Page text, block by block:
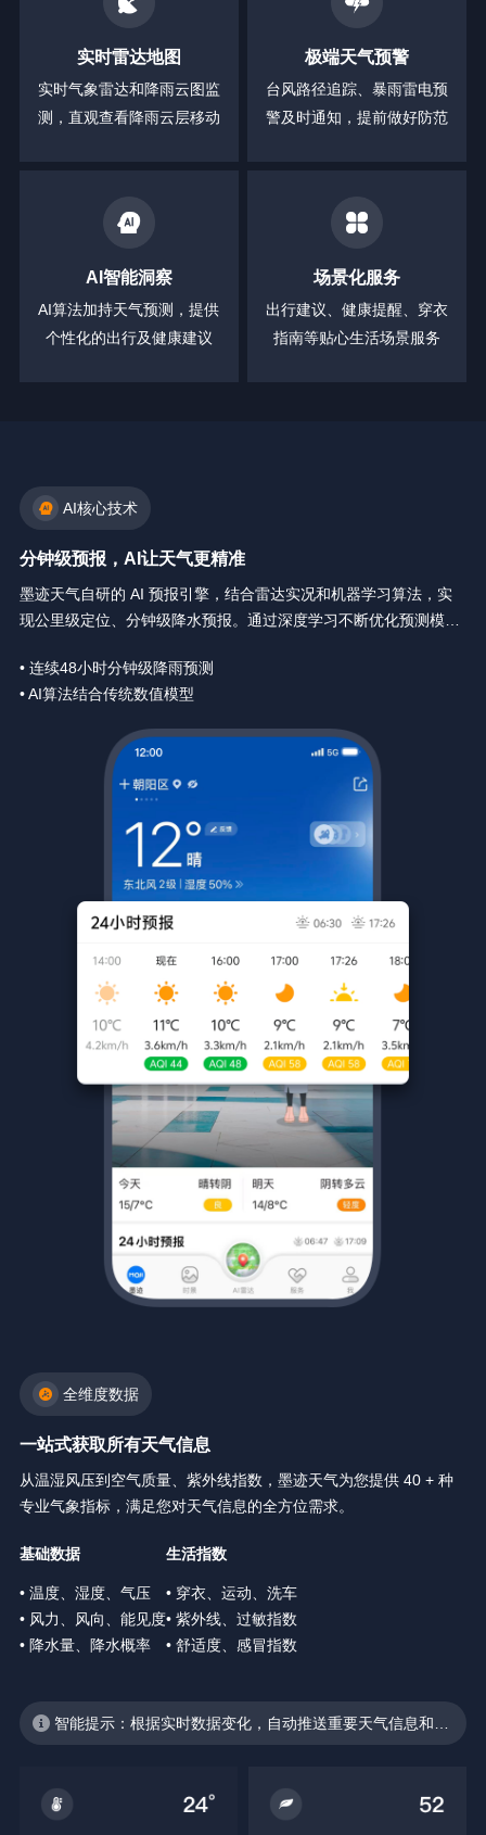
实时雷达地图
实时气象雷达和降雨云图监
测，直观查看降雨云层移动
极端天气预警
台风路径追踪、暴雨雷电预
警及时通知，提前做好防范
AI智能洞察
AI算法加持天气预测，提供
个性化的出行及健康建议
场景化服务
出行建议、健康提醒、穿衣
指南等贴心生活场景服务
AI核心技术
分钟级预报，AI让天气更精准
墨迹天气自研的 AI 预报引擎，结合雷达实况和机器学习算法，实
现公里级定位、分钟级降水预报。通过深度学习不断优化预测模
• 连续48小时分钟级降雨预测
• AI算法结合传统数值模型
全维度数据
一站式获取所有天气信息
从温湿风压到空气质量、紫外线指数，墨迹天气为您提供 40 + 种
专业气象指标，满足您对天气信息的全方位需求。
基础数据
• 温度、湿度、气压
• 风力、风向、能见度
• 降水量、降水概率
生活指数
• 穿衣、运动、洗车
• 紫外线、过敏指数
• 舒适度、感冒指数
智能提示：根据实时数据变化，自动推送重要天气信息和生